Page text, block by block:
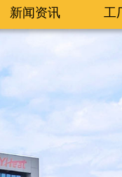
新闻资讯 工